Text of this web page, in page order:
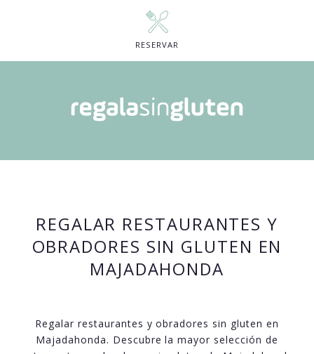
RESERVAR
REGALAR RESTAURANTES Y
OBRADORES SIN GLUTEN EN
MAJADAHONDA
Regalar restaurantes y obradores sin gluten en
Majadahonda. Descubre la mayor selección de